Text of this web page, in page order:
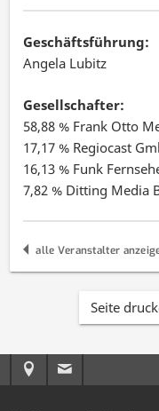
Geschäftsführung:
Angela Lubitz
Gesellschafter:
58,88 % Frank Otto
17,17 % Regiocast
16,13 % Funk
7,82 % Ditting Media
alle Veranstalter
Seite
Anreise